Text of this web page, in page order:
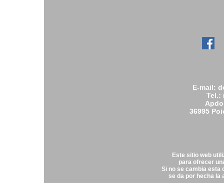
E-mail:
Tel.:
36995
Este sitio web
para ofrecer
Si no se cambia esta
se da por hecha la